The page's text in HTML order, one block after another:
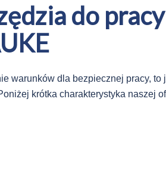
do
warunków dla bezpiecznej pracy,
krótka charakterystyka naszej